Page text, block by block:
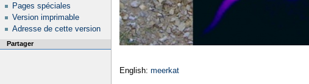
English: meerkat
Pages spéciales
Version imprimable
Adresse de cette version
Partager